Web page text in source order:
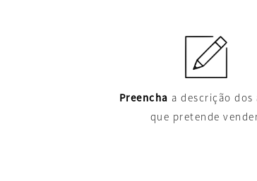
Preencha a descrição dos
que pretende